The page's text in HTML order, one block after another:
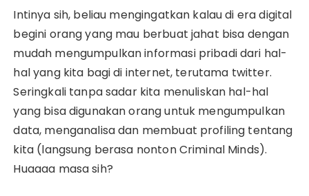
Intinya sih, beliau mengingatkan kalau di era digital
begini orang yang mau berbuat jahat bisa dengan
mudah mengumpulkan informasi pribadi dari hal-
hal yang kita bagi di internet, terutama twitter.
Seringkali tanpa sadar kita menuliskan hal-hal
yang bisa digunakan orang untuk mengumpulkan
data, menganalisa dan membuat profiling tentang
kita (langsung berasa nonton Criminal Minds).
Huaaaa masa sih?